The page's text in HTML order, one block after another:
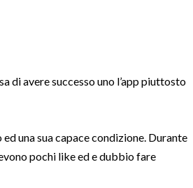
di avere successo uno l’app piuttosto
una sua capace condizione. Durante
pochi like ed e dubbio fare